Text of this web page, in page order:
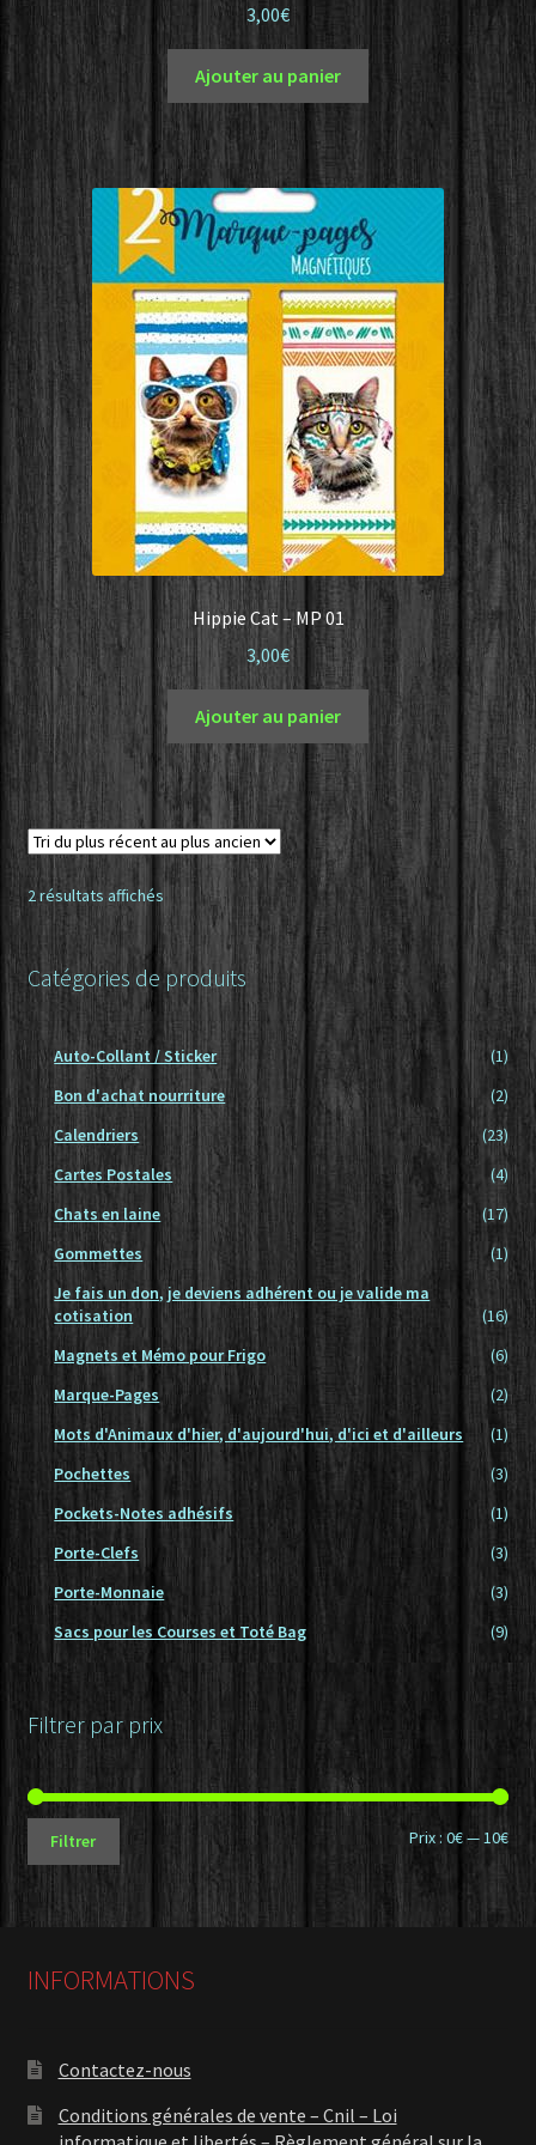
3,00€
Ajouter au panier
Hippie Cat – MP 01
3,00€
Ajouter au panier
2 résultats affichésTrié
du
plus
récent
au
plus
ancien
Catégories de produits
Auto-Collant / Sticker
(1)
Bon d'achat nourriture
(2)
Calendriers
(23)
Cartes Postales
(4)
Chats en laine
(17)
Gommettes
(1)
Je fais un don, je deviens adhérent ou je valide ma
cotisation
(16)
Magnets et Mémo pour Frigo
(6)
Marque-Pages
(2)
Mots d'Animaux d'hier, d'aujourd'hui, d'ici et d'ailleurs
(1)
Pochettes
(3)
Pockets-Notes adhésifs
(1)
Porte-Clefs
(3)
Porte-Monnaie
(3)
Sacs pour les Courses et Toté Bag
(9)
Filtrer par prix
Prix
Prix
Filtrer Prix :0€—10€
INFORMATIONS
Contactez-nous
Conditions générales de vente – Cnil – Loi